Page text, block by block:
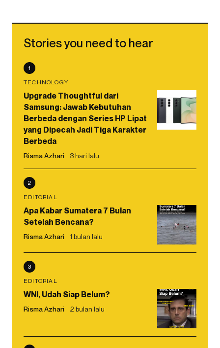
Stories you need to hear
1
TECHNOLOGY
Upgrade Thoughtful dari
Samsung: Jawab Kebutuhan
Berbeda dengan Series HP Lipat
yang Dipecah Jadi Tiga Karakter
Berbeda
Risma Azhari 3 hari lalu
2
EDITORIAL
Apa Kabar Sumatera 7 Bulan
Setelah Bencana?
Risma Azhari 1 bulan lalu
3
EDITORIAL
WNI, Udah Siap Belum?
Risma Azhari 2 bulan lalu